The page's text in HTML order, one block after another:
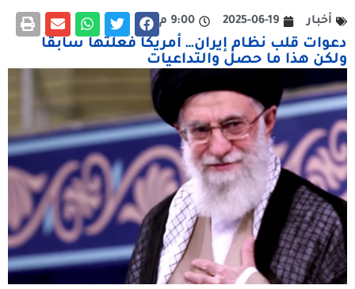
أخبار 2025-06-19 9:00 م
دعوات قلب نظام إيران… أمريكا فعلتها سابقا
ولكن هذا ما حصل والتداعيات